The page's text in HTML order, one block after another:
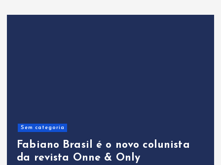
Sem categoria
Fabiano Brasil é o novo colunista
da revista Onne & Only